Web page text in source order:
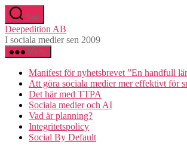
Hoppa
till
innehåll
Sök
Deepedition AB
I sociala medier sen 2009
Meny
Manifest för nyhetsbrevet ”En handfull
Att göra sociala medier mer effektivt för
Det här med TTPA
Sociala medier och AI
Vad är planning?
Integritetspolicy
Social By Default